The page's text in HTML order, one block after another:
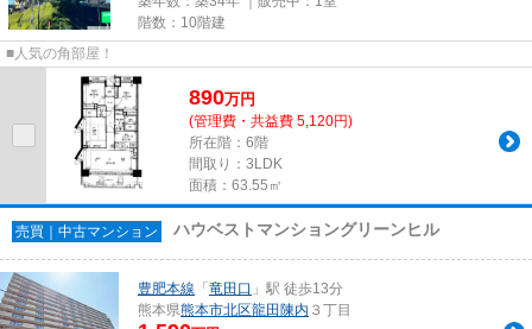
階数：10階建
■人気の角部屋！
890万円
(管理費・共益費 5,120円)
所在階：6階
間取り：3LDK
面積：63.55㎡
売買｜中古マンション ハウベストマンショングリーンヒル
豊肥本線 「 竜田口 」駅 徒歩13分
熊本県熊本市北区龍田陳内 ３丁目